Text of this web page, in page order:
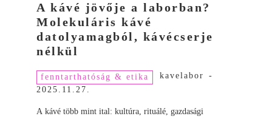
A kávé jövője a laborban?
Molekuláris kávé
datolyamagból, kávécserje
nélkül
fenntarthatóság & etika kavelabor
-
2025.11.27.
A kávé több mint ital: kultúra, rituálé, gazdasági